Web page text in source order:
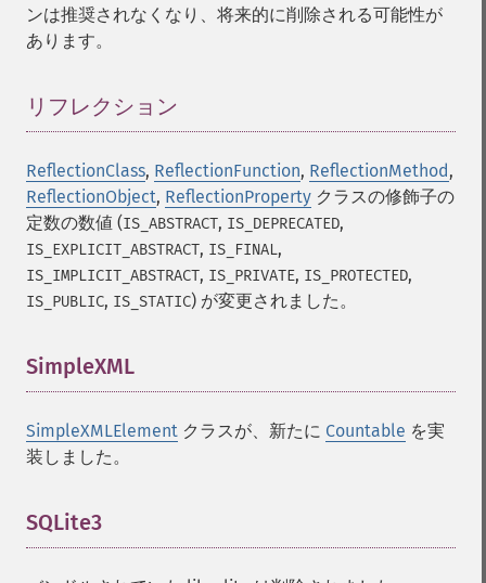
ンは推奨されなくなり、将来的に削除される可能性が
あります。
リフレクション
ReflectionClass, ReflectionFunction, ReflectionMethod,
ReflectionObject, ReflectionProperty クラスの修飾子の
定数の数値 (IS_ABSTRACT, IS_DEPRECATED,
IS_EXPLICIT_ABSTRACT, IS_FINAL,
IS_IMPLICIT_ABSTRACT, IS_PRIVATE, IS_PROTECTED,
IS_PUBLIC, IS_STATIC) が変更されました。
SimpleXML
SimpleXMLElement クラスが、新たに Countable を実
装しました。
SQLite3